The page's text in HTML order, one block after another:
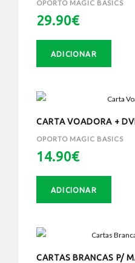
OPORTO MAGIC BASICS
29.90€
ADICIONAR
CARTA VOADORA +
OPORTO MAGIC BASICS
14.90€
ADICIONAR
CARTAS BRANCAS P/